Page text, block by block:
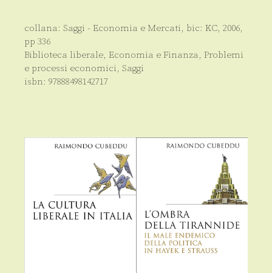
collana: Saggi - Economia e Mercati, bic: KC, 2006,
pp 336
Biblioteca liberale, Economia e Finanza, Problemi
e processi economici, Saggi
isbn: 97888498142717